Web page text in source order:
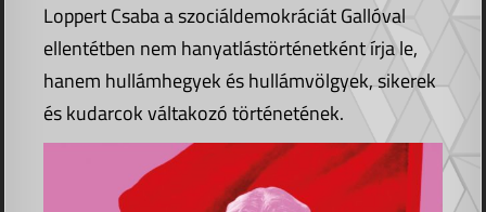
Loppert Csaba a szociáldemokráciát Gallóval
ellentétben nem hanyatlástörténetként írja le,
hanem hullámhegyek és hullámvölgyek, sikerek
és kudarcok váltakozó történetének.